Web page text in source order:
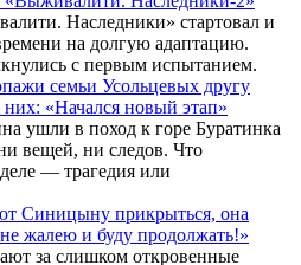
Наследники» стартовал и
на долгую адаптацию.
с первым испытанием.
семьи Усольцевых другу
«Начался новый этап»
ушли в поход к горе Буратинка
вещей, ни следов. Что
— трагедия или
Синицыну прикрыться, она
жалею и буду продолжать!»
за слишком откровенные